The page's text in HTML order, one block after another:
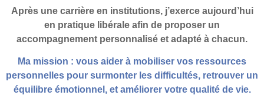
Après une carrière en institutions, j’exerce aujourd’hui
en pratique libérale afin de proposer un
accompagnement personnalisé et adapté à chacun.
Ma mission : vous aider à mobiliser vos ressources
personnelles pour surmonter les difficultés, retrouver un
équilibre émotionnel, et améliorer votre qualité de vie.